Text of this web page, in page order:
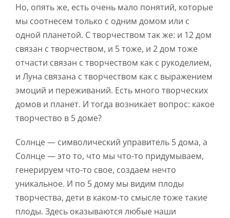
Но, опять же, есть очень мало понятий, которые
мы соотнесем только с одним домом или с
одной планетой. С творчеством так же: и 12 дом
связан с творчеством, и 5 тоже, и 2 дом тоже
отчасти связан с творчеством как с рукоделием,
и Луна связана с творчеством как с выражением
эмоций и переживаний. Есть много творческих
домов и планет. И тогда возникает вопрос: какое
творчество в 5 доме?
Солнце — символический управитель 5 дома, а
Солнце — это то, что мы что-то придумываем,
генерируем что-то свое, создаем нечто
уникальное. И по 5 дому мы видим плоды
творчества, дети в каком-то смысле тоже такие
плоды. Здесь оказываются любые наши